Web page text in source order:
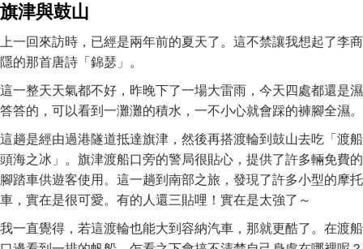
旗津與鼓山
上一回來訪時，已經是兩年前的夏天了。這不禁讓我想起了李商
隱的那首唐詩「錦瑟」。
這一整天天氣都不好，昨晚下了一場大雷雨，今天四處都還是濕
答答的，可以看到一灘灘的積水，一不小心就會踩的褲腳全濕。
這趟是經由過港隧道抵達旗津，然後再搭渡輪到鼓山去吃「渡船
頭海之冰」。旗津渡船口旁的警局很貼心，提供了許多輛免費的
腳踏車供遊客使用。這一趟到南部之旅，發現了許多小型的摩托
車，實在是很可愛。有的人還三貼哩！實在是太強了～
我一直覺得，若這渡輪也能大到容納汽車，那就更酷了。在渡船